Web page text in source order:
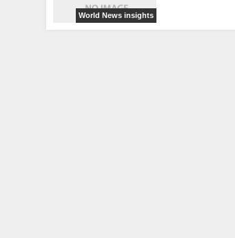
World News insights